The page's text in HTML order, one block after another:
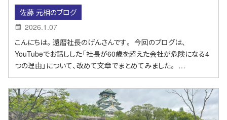
佐藤 元相のブログ
2026.1.07
こんにちは。還暦社長のげんさんです。 今回のブログは、
YouTubeでお話しした「社長が60歳を超えた会社が危険になる4
つの理由」について、改めて文章でまとめてみました。 …